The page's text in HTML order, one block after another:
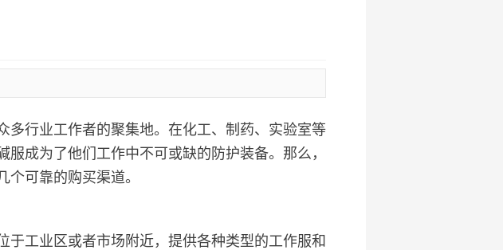
多行业工作者的聚集地。在化工、制药、实验室等
成为了他们工作中不可或缺的防护装备。那么，
可靠的购买渠道。
工业区或者市场附近，提供各种类型的工作服和